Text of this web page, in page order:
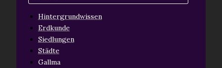
Hintergrundwissen
Erdkunde
Siedlungen
Städte
Gallma